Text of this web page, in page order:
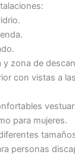
y zona de
con vistas a
para mujeres.
personas